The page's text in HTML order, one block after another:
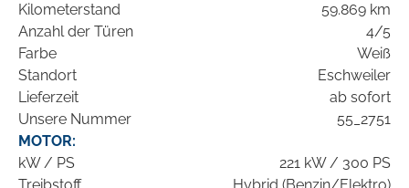
Kilometerstand
59.869 km
Anzahl der Türen
4/5
Farbe
Weiß
Standort
Eschweiler
Lieferzeit
ab sofort
Unsere Nummer
55_2751
MOTOR:
kW / PS
221 kW / 300 PS